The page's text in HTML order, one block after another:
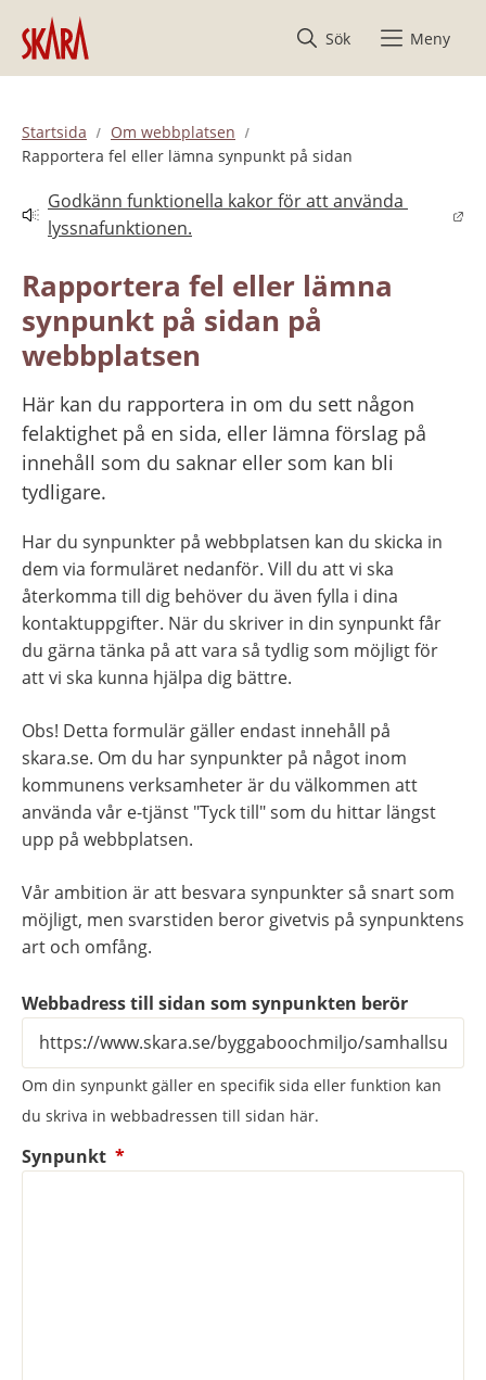
Hoppa till innehåll
Sök
Meny
Startsida
Om webbplatsen
Rapportera fel eller lämna synpunkt på sidan
Godkänn funktionella kakor för att använda
lyssnafunktionen.
Länk till annan webbplats.
Rapportera fel eller lämna
synpunkt på sidan på
webbplatsen
Här kan du rapportera in om du sett någon
felaktighet på en sida, eller lämna förslag på
innehåll som du saknar eller som kan bli
tydligare.
Har du synpunkter på webbplatsen kan du skicka in
dem via formuläret nedanför. Vill du att vi ska
återkomma till dig behöver du även fylla i dina
kontaktuppgifter. När du skriver in din synpunkt får
du gärna tänka på att vara så tydlig som möjligt för
att vi ska kunna hjälpa dig bättre.
Obs! Detta formulär gäller endast innehåll på
skara.se. Om du har synpunkter på något inom
kommunens verksamheter är du välkommen att
använda vår e-tjänst "Tyck till" som du hittar längst
upp på webbplatsen.
Vår ambition är att besvara synpunkter så snart som
möjligt, men svarstiden beror givetvis på synpunktens
art och omfång.
Webbadress till sidan som synpunkten berör
Om din synpunkt gäller en specifik sida eller funktion kan
du skriva in webbadressen till sidan här.
Synpunkt *(obligatorisk)